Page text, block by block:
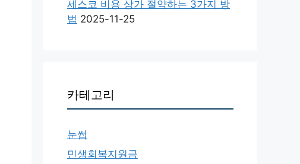
세스코 비용 상가 절약하는 3가지 방
법 2025-11-25
카테고리
눈썹
민생회복지원금